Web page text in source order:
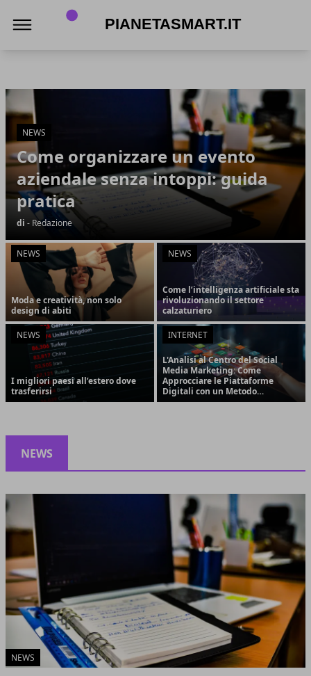
Articoli in Evidenza
NEWS
Come organizzare un evento
aziendale senza intoppi: guida
pratica
di - Redazione
NEWS
Moda e creatività, non solo
design di abiti
NEWS
Come l’intelligenza artificiale sta
rivoluzionando il settore
calzaturiero
NEWS
I migliori paesi all’estero dove
trasferirsi
INTERNET
L'Analisi al Centro del Social
Media Marketing: Come
Approcciare le Piattaforme
Digitali con un Metodo
Strategico e Orientato ai
NEWS
NEWS